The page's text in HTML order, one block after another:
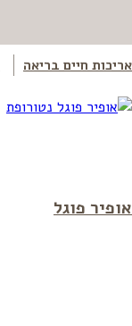
אריכות חיים בריאה
אופיר פוגל